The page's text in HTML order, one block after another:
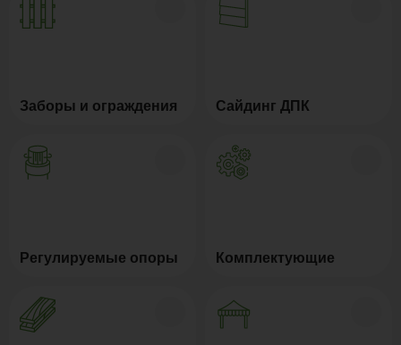
Заборы и ограждения Сайдинг ДПК
Регулируемые опоры Комплектующие